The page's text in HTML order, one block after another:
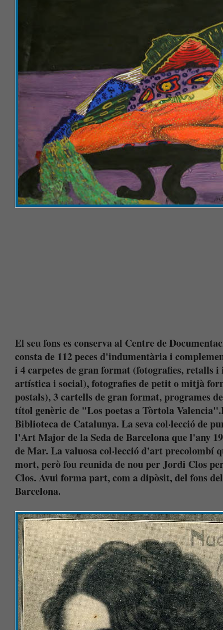
El seu fons es conserva al Centre de
consta de 112 peces d'indumentària i
i 4 carpetes de gran format (fotografies, retalls i
artística i social), fotografies de petit o mitjà
postals), 3 cartells de gran format, programes
títol genèric de "Los poetas a Tòrtola
Biblioteca de Catalunya. La seva col·lecció de
l'Art Major de la Seda de Barcelona que l'any
de Mar. La valuosa col·lecció d'art precolombí
mort, però fou reunida de nou per Jordi Clos
Clos. Avui forma part, com a dipòsit, del fons
Barcelona.